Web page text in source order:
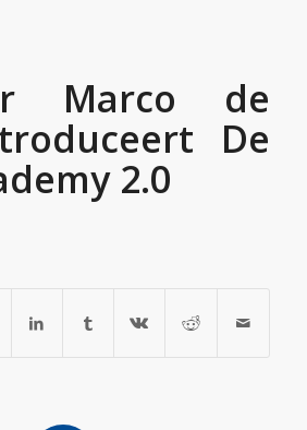
Marco de
De
2.0